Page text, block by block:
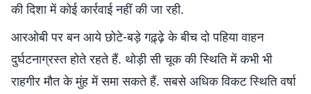
की दिशा में कोई कार्रवाई नहीं की जा रही.
आरओबी पर बन आये छोटे-बड़े गढ़्ढ़े के बीच दो पहिया वाहन
दुर्घटनाग्रस्त होते रहते हैं. थोड़ी सी चूक की स्थिति में कभी भी
राहगीर मौत के मुंह में समा सकते हैं. सबसे अधिक विकट स्थिति वर्षा